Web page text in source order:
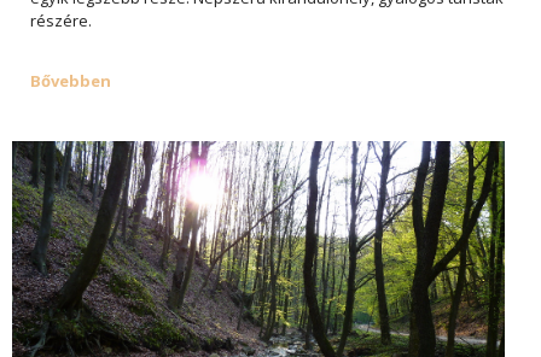
részére.
Bővebben